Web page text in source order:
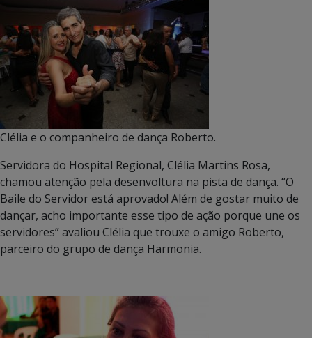
Clélia e o companheiro de dança Roberto.
Servidora do Hospital Regional, Clélia Martins Rosa,
chamou atenção pela desenvoltura na pista de dança. “O
Baile do Servidor está aprovado! Além de gostar muito de
dançar, acho importante esse tipo de ação porque une os
servidores” avaliou Clélia que trouxe o amigo Roberto,
parceiro do grupo de dança Harmonia.